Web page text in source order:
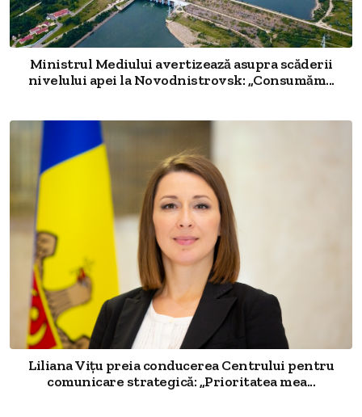
Ministrul Mediului avertizează asupra scăderii
nivelului apei la Novodnistrovsk: „Consumăm...
Liliana Vițu preia conducerea Centrului pentru
comunicare strategică: „Prioritatea mea...